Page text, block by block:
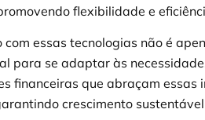
flexibilidade e
essas tecnologias não é
para se adaptar às
financeiras que abraçam essas
crescimento